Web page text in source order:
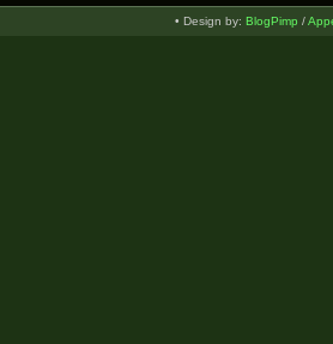
• Design by: BlogPimp /